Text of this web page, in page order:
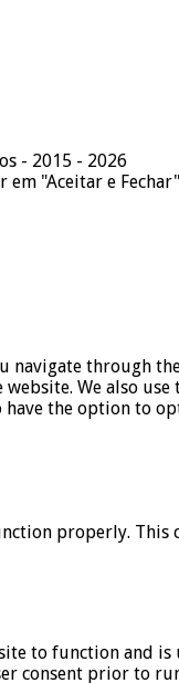
- 2015 - 2026
"Aceitar e
through
We also
the option to
properly.
to function and
consent prior to